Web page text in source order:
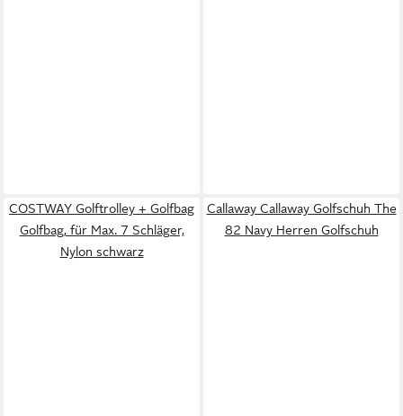
COSTWAY Golftrolley + Golfbag
Golfbag, für Max. 7 Schläger,
Nylon schwarz
Callaway Callaway Golfschuh The
82 Navy Herren Golfschuh